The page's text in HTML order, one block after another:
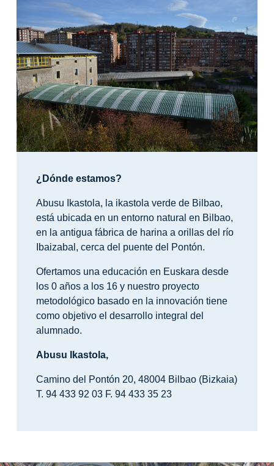
¿Dónde estamos?
Abusu Ikastola, la ikastola verde de Bilbao,
está ubicada en un entorno natural en Bilbao,
en la antigua fábrica de harina a orillas del río
Ibaizabal, cerca del puente del Pontón.
Ofertamos una educación en Euskara desde
los 0 años a los 16 y nuestro proyecto
metodológico basado en la innovación tiene
como objetivo el desarrollo integral del
alumnado.
Abusu Ikastola,
Camino del Pontón 20, 48004 Bilbao (Bizkaia)
T. 94 433 92 03 F. 94 433 35 23